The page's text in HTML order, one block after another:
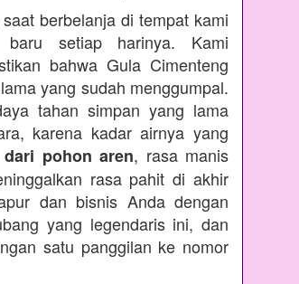
berbelanja di tempat kami
setiap harinya. Kami
bahwa Gula Cimenteng
yang sudah menggumpal.
tahan simpan yang lama
karena kadar airnya yang
pohon aren, rasa manis
rasa pahit di akhir
dan bisnis Anda dengan
yang legendaris ini, dan
satu panggilan ke nomor